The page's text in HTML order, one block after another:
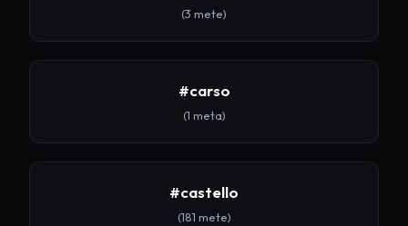
(3 mete)
#carso
(1 meta)
#castello
(181 mete)